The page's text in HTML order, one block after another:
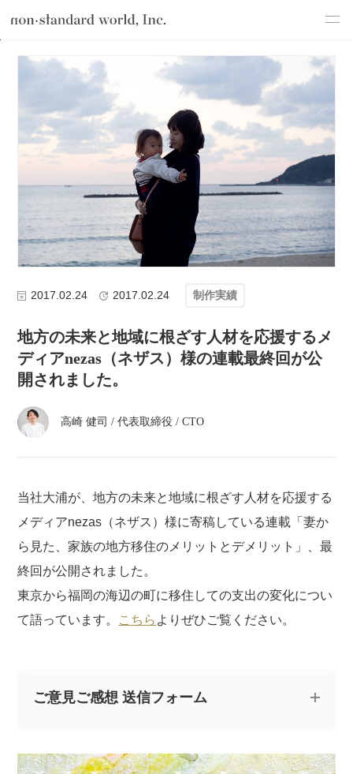
about
csr
service
works
flow
recruit
atelier
ブログ わたしたちのこと 地方の未来と地域
2017.02.24 2017.02.24 制作実績
地方の未来と地域に根ざす人材を応援するメ
ディアnezas（ネザス）様の連載最終回が公
開されました。
高崎 健司 /代表取締役 / CTO
当社大浦が、地方の未来と地域に根ざす人材を応援する
メディアnezas（ネザス）様に寄稿している連載「妻か
ら見た、家族の地方移住のメリットとデメリット」、最
終回が公開されました。
東京から福岡の海辺の町に移住しての支出の変化につい
て語っています。 こちら よりぜひご覧ください。
ご意見ご感想 送信フォーム
にお寄せください。